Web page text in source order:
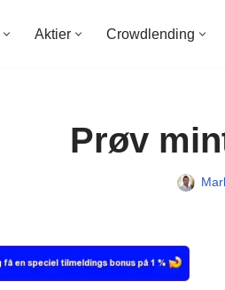
Aktier Crowdlending
Prøv